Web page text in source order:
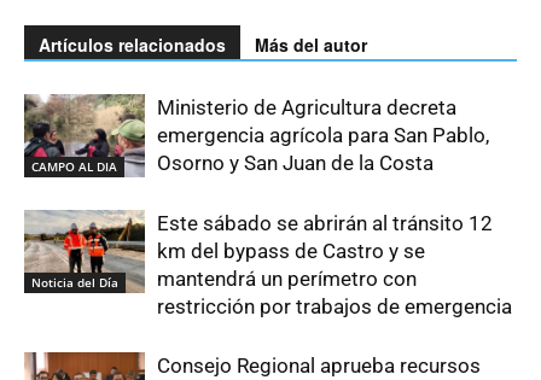
Artículos relacionados Más del autor
CAMPO AL DIA
Ministerio de Agricultura decreta
emergencia agrícola para San Pablo,
Osorno y San Juan de la Costa
Noticia del Día
Este sábado se abrirán al tránsito 12
km del bypass de Castro y se
mantendrá un perímetro con
restricción por trabajos de emergencia
Consejo Regional aprueba recursos